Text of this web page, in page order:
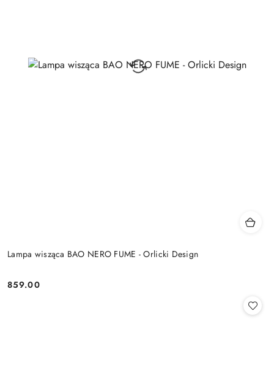
Lampa wisząca BAO NERO FUME - Orlicki Design
Cena:
859.00